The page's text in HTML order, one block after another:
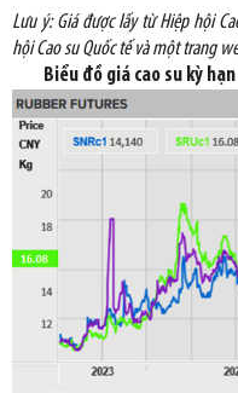
Lưu ý: Giá được lấy từ Hiệp hội
hội Cao su Quốc tế và một trang
Biểu đồ giá cao su kỳ